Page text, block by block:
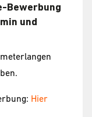
Bewerbung
und
Hier